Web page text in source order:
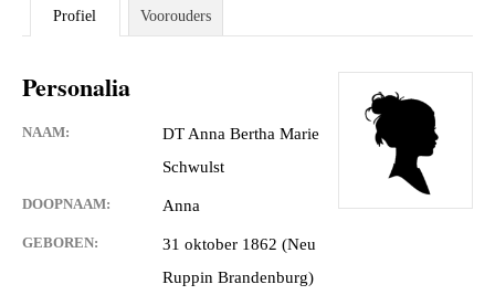
Profiel Voorouders
Personalia
NAAM:
DT Anna Bertha Marie
Schwulst
DOOPNAAM: Anna
GEBOREN:
31 oktober 1862 (Neu
Ruppin Brandenburg)